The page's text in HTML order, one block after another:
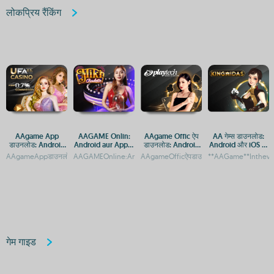
लोकप्रिय रैंकिंग
AAgame App
डाउनलोड: Android
और iOS के लिए गेमिंग
प्लेटफ़ॉर्म
AAGAME Onlin:
Android aur Apple
ke liye App aur
APK Download
AAgame Offic ऐप
डाउनलोड: Android
और iOS प्लेटफ़ॉर्म पर
एक्सेस गाइड
AA गेम्स डाउनलोड:
Android और iOS पर
मुफ्त गेमिंग एप्स
गेम गाइड